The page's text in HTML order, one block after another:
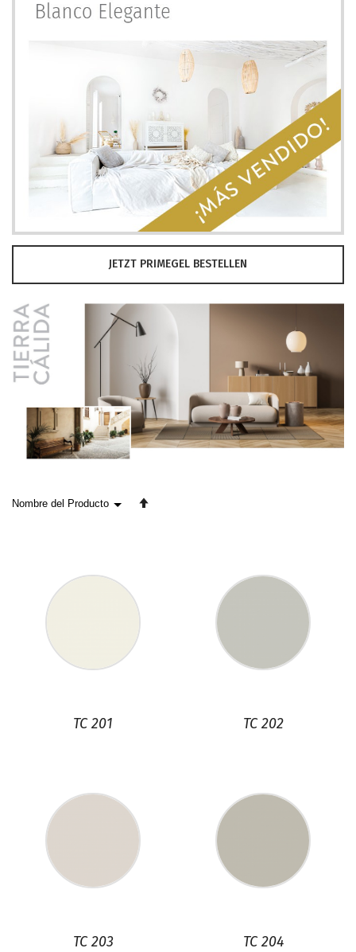
TC 201 TC 202
TC 203 TC 204
JETZT PRIMEGEL BESTELLEN